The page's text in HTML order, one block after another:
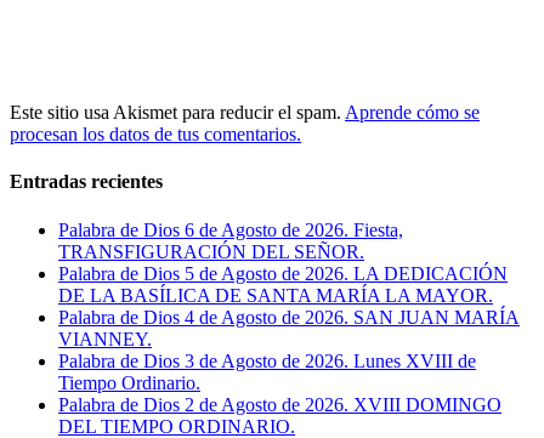
Este sitio usa Akismet para reducir el spam. Aprende cómo se
procesan los datos de tus comentarios.
Entradas recientes
Palabra de Dios 6 de Agosto de 2026. Fiesta,
TRANSFIGURACIÓN DEL SEÑOR.
Palabra de Dios 5 de Agosto de 2026. LA DEDICACIÓN
DE LA BASÍLICA DE SANTA MARÍA LA MAYOR.
Palabra de Dios 4 de Agosto de 2026. SAN JUAN MARÍA
VIANNEY.
Palabra de Dios 3 de Agosto de 2026. Lunes XVIII de
Tiempo Ordinario.
Palabra de Dios 2 de Agosto de 2026. XVIII DOMINGO
DEL TIEMPO ORDINARIO.